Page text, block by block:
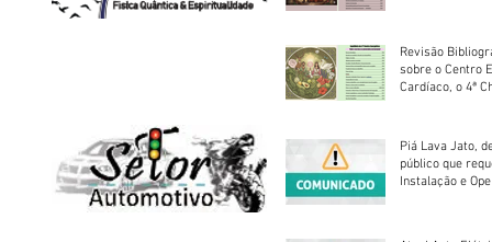
Revisão
sobre o Centro
Cardíaco, o 4ª
Piá Lava Jato,
público que
Instalação e